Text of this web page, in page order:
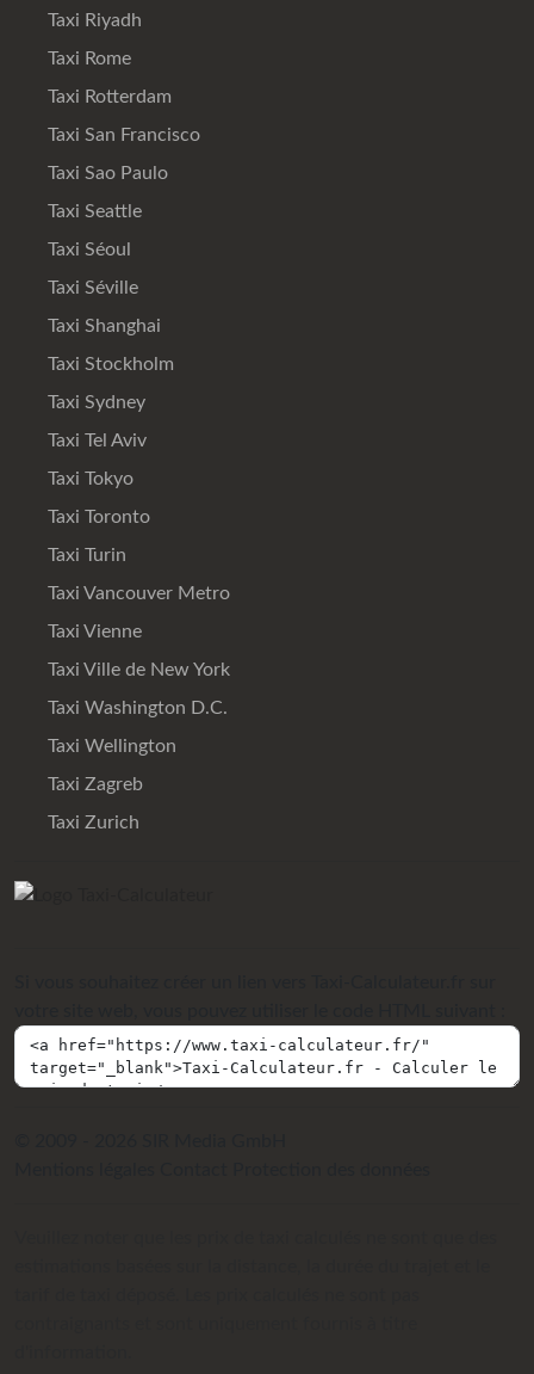
Taxi Riyadh
Taxi Rome
Taxi Rotterdam
Taxi San Francisco
Taxi Sao Paulo
Taxi Seattle
Taxi Séoul
Taxi Séville
Taxi Shanghai
Taxi Stockholm
Taxi Sydney
Taxi Tel Aviv
Taxi Tokyo
Taxi Toronto
Taxi Turin
Taxi Vancouver Metro
Taxi Vienne
Taxi Ville de New York
Taxi Washington D.C.
Taxi Wellington
Taxi Zagreb
Taxi Zurich